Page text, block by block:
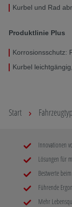
Kurbel und Rad
Produktlinie Plus
Korrosionsschutz:
Kurbel
Start
Innovationen
Lösungen für
Bestwerte
Führende
Mehr